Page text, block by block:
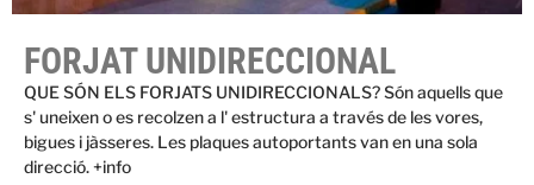
FORJAT UNIDIRECCIONAL
QUE SÓN ELS FORJATS UNIDIRECCIONALS? Són aquells que
s' uneixen o es recolzen a l' estructura a través de les vores,
bigues i jàsseres. Les plaques autoportants van en una sola
direcció. +info